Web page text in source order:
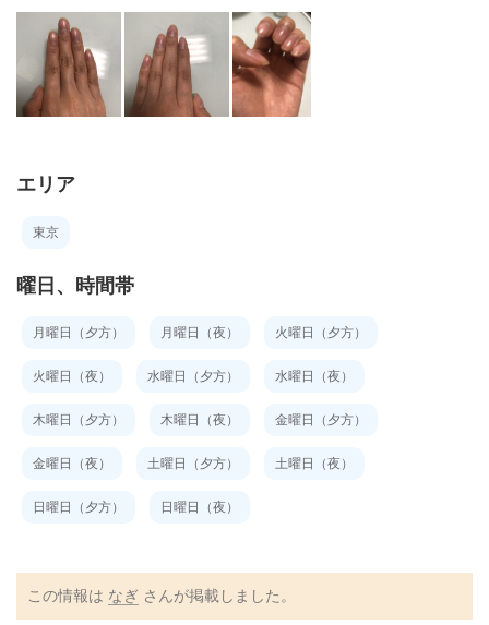
エリア
東京
曜日、時間帯
月曜日（夕方） 月曜日（夜） 火曜日（夕方）
火曜日（夜） 水曜日（夕方） 水曜日（夜）
木曜日（夕方） 木曜日（夜） 金曜日（夕方）
金曜日（夜） 土曜日（夕方） 土曜日（夜）
日曜日（夕方） 日曜日（夜）
この情報は なぎ さんが掲載しました。